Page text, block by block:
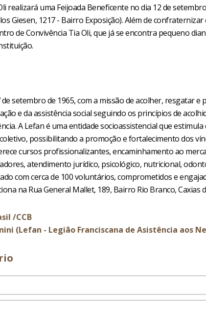
realizará uma Feijoada Beneficente no dia 12 de
Giesen, 1217 - Bairro Exposição). Além de
de Convivência Tia Oli, que já se encontra pequeno
setembro de 1965, com a missão de acolher, resgatar e
e da assistência social seguindo os princípios de
A Lefan é uma entidade socioassistencial que estimula
possibilitando a promoção e fortalecimento dos
cursos profissionalizantes, encaminhamento ao
atendimento jurídico, psicológico, nutricional,
com cerca de 100 voluntários, comprometidos e
na Rua General Mallet, 189, Bairro Rio Branco, Caxias
/CCB
(Lefan - Legião Franciscana de Asistência aos